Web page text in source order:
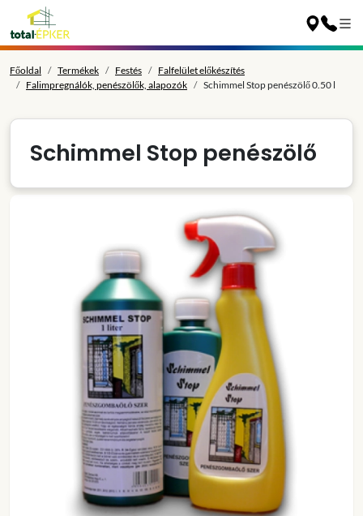
Főoldal Termékek Festés
Falfelület előkészítés
Falimpregnálók, penészölők, alapozók
Schimmel Stop penészölő 0.50 l
Schimmel Stop penészölő